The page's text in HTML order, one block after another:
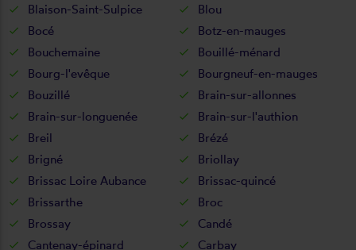
Blaison-Saint-Sulpice
Blou
Bocé
Botz-en-mauges
Bouchemaine
Bouillé-ménard
Bourg-l'evêque
Bourgneuf-en-mauges
Bouzillé
Brain-sur-allonnes
Brain-sur-longuenée
Brain-sur-l'authion
Breil
Brézé
Brigné
Briollay
Brissac Loire Aubance
Brissac-quincé
Brissarthe
Broc
Brossay
Candé
Cantenay-épinard
Carbay